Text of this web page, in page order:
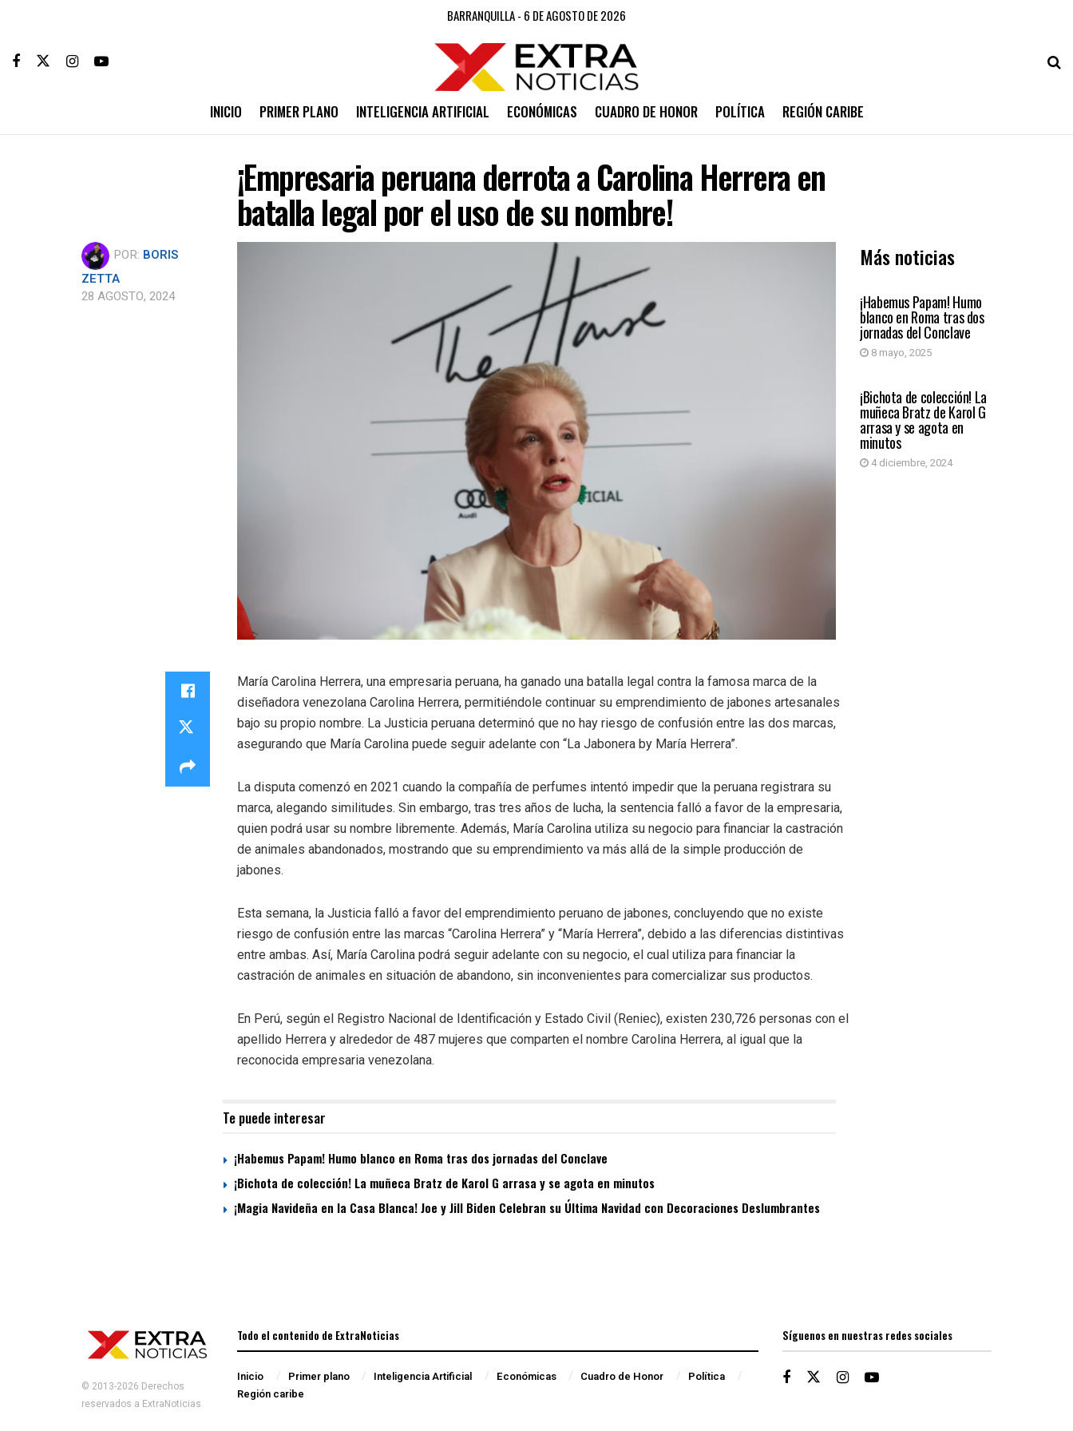
BARRANQUILLA - 6 DE AGOSTO DE 2026
INICIO PRIMER PLANO INTELIGENCIA ARTIFICIAL ECONÓMICAS CUADRO DE HONOR POLÍTICA REGIÓN CARIBE
¡Empresaria peruana derrota a Carolina Herrera en
batalla legal por el uso de su nombre!
POR: BORIS
ZETTA
28 AGOSTO, 2024
Más noticias
MUNDO
¡Habemus Papam! Humo
blanco en Roma tras dos
jornadas del Conclave
8 mayo, 2025
MUNDO
¡Bichota de colección! La
muñeca Bratz de Karol G
arrasa y se agota en
minutos
4 diciembre, 2024
María Carolina Herrera, una empresaria peruana, ha ganado una batalla legal contra la famosa marca de la
diseñadora venezolana Carolina Herrera, permitiéndole continuar su emprendimiento de jabones artesanales
bajo su propio nombre. La Justicia peruana determinó que no hay riesgo de confusión entre las dos marcas,
asegurando que María Carolina puede seguir adelante con “La Jabonera by María Herrera”.
La disputa comenzó en 2021 cuando la compañía de perfumes intentó impedir que la peruana registrara su
marca, alegando similitudes. Sin embargo, tras tres años de lucha, la sentencia falló a favor de la empresaria,
quien podrá usar su nombre libremente. Además, María Carolina utiliza su negocio para financiar la castración
de animales abandonados, mostrando que su emprendimiento va más allá de la simple producción de
jabones.
Esta semana, la Justicia falló a favor del emprendimiento peruano de jabones, concluyendo que no existe
riesgo de confusión entre las marcas “Carolina Herrera” y “María Herrera”, debido a las diferencias distintivas
entre ambas. Así, María Carolina podrá seguir adelante con su negocio, el cual utiliza para financiar la
castración de animales en situación de abandono, sin inconvenientes para comercializar sus productos.
En Perú, según el Registro Nacional de Identificación y Estado Civil (Reniec), existen 230,726 personas con el
apellido Herrera y alrededor de 487 mujeres que comparten el nombre Carolina Herrera, al igual que la
reconocida empresaria venezolana.
Te puede interesar
¡Habemus Papam! Humo blanco en Roma tras dos jornadas del Conclave
¡Bichota de colección! La muñeca Bratz de Karol G arrasa y se agota en minutos
¡Magia Navideña en la Casa Blanca! Joe y Jill Biden Celebran su Última Navidad con Decoraciones Deslumbrantes
© 2013-2026 Derechos
reservados a ExtraNoticias
Todo el contenido de ExtraNoticias
Inicio Primer plano Inteligencia Artificial Económicas Cuadro de Honor
Política
Región caribe
Síguenos en nuestras redes sociales